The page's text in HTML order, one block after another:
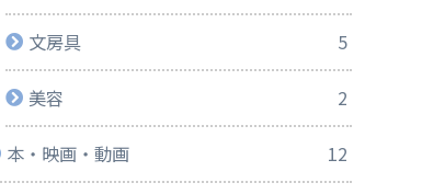
文房具 5
美容 2
本・映画・動画 12